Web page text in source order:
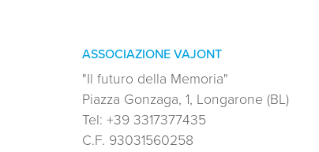
ASSOCIAZIONE VAJONT
"Il futuro della Memoria"
Piazza Gonzaga, 1, Longarone (BL)
Tel: +39 3317377435
C.F. 93031560258